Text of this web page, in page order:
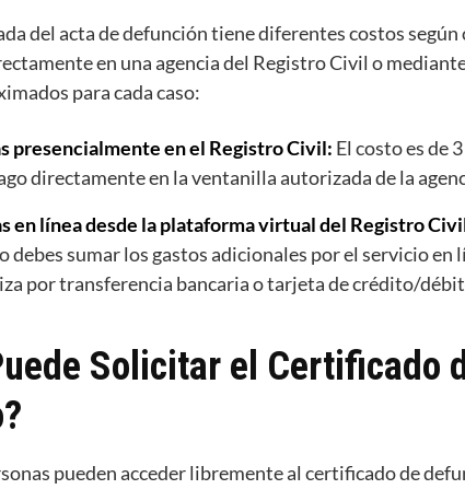
del acta de defunción tiene diferentes costos
en una agencia del Registro Civil o
para cada caso:
presencialmente en el Registro Civil: El costo es de
directamente en la ventanilla autorizada de la
en línea desde la plataforma virtual del Registro
debes sumar los gastos adicionales por el servicio en
por transferencia bancaria o tarjeta de crédito/
Solicitar el Certificado
pueden acceder libremente al certificado de